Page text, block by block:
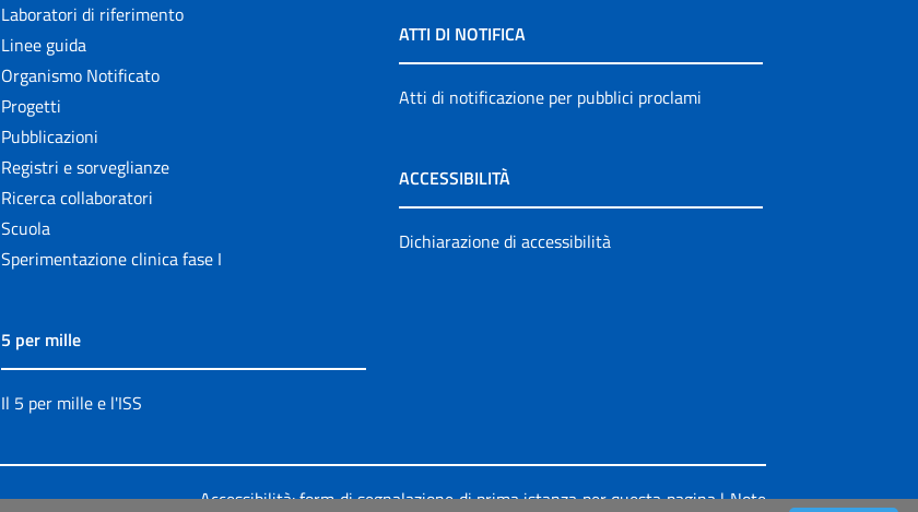
Laboratori di riferimento
Linee guida
Organismo Notificato
Progetti
Pubblicazioni
Registri e sorveglianze
Ricerca collaboratori
Scuola
Sperimentazione clinica fase I
5 per mille
Il 5 per mille e l'ISS
ATTI DI NOTIFICA
Atti di notificazione per pubblici proclami
ACCESSIBILITÀ
Dichiarazione di accessibilità
Accessibilità: form di segnalazione di prima istanza per questa pagina|Note